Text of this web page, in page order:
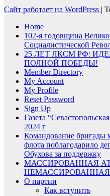
Сайт работает на WordPress |
Home
102-я годовщина
Социалистической
25 ЛЕТ ЛКСМ РФ:
ПОЛНОЙ ПОБЕДЫ!
Member Directory
My Account
My Profile
Reset Password
Sign Up
Газета
2024 г
Командование бригады
флота поблагодарило
Обухова за поддержку
МАССИРОВАННАЯ
О партии
Как вступить